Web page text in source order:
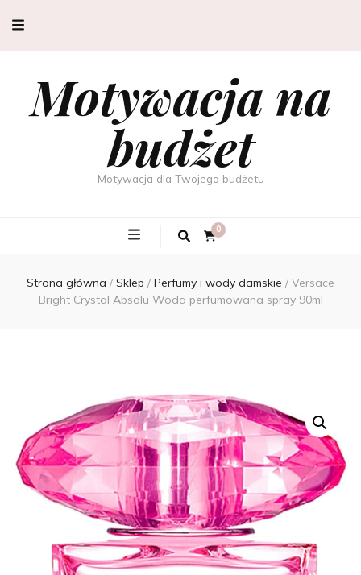
Motywacja na
budżet
Motywacja dla Twojego budżetu
0
Strona główna / Sklep / Perfumy i wody damskie / Versace
Bright Crystal Absolu Woda perfumowana spray 90ml